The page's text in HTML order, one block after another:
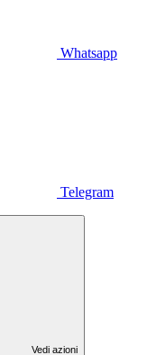
Whatsapp
Telegram
Vedi azioni